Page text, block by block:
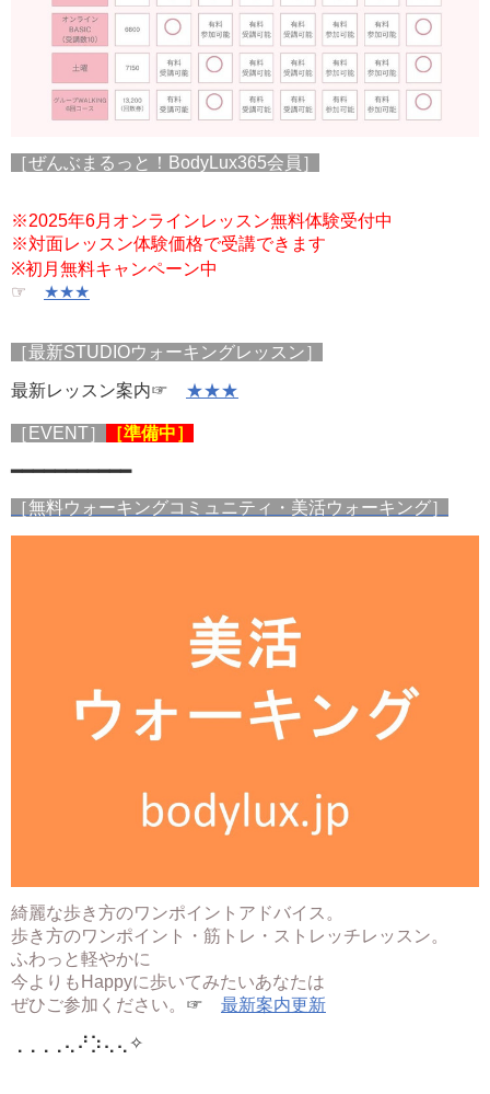
［ぜんぶまるっと！BodyLux365会員］
※2025年6月オンラインレッスン無料体験受付中
※対面レッスン体験価格で受講できます
※初月無料キャンペーン中
☞ ★★★
［最新STUDIOウォーキングレッスン］
最新レッスン案内☞ ★★★
［EVENT］ ［準備中］
━━━━━━━━━━━
［無料ウォーキングコミュニティ・美活ウォーキング］
綺麗な歩き方のワンポイントアドバイス。
歩き方のワンポイント・筋トレ・ストレッチレッスン。
ふわっと軽やかに
今よりもHappyに歩いてみたいあなたは
ぜひご参加ください。 ☞ 最新案内更新
⢀⢀⢀⢀⢄⠜⡱⢄⢄ ✧